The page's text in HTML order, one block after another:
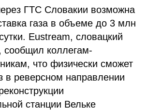
ГТС Словакии возможна
газа в объеме до 3 млн
Еustream, словацкий
сообщил коллегам-
что физически сможет
в реверсном направлении
станции Вельке